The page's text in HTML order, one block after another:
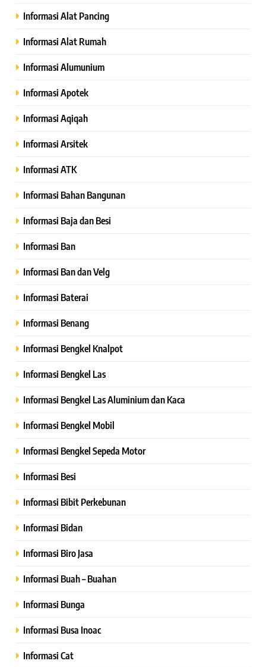
Informasi Alat Pancing
Informasi Alat Rumah
Informasi Alumunium
Informasi Apotek
Informasi Aqiqah
Informasi Arsitek
Informasi ATK
Informasi Bahan Bangunan
Informasi Baja dan Besi
Informasi Ban
Informasi Ban dan Velg
Informasi Baterai
Informasi Benang
Informasi Bengkel Knalpot
Informasi Bengkel Las
Informasi Bengkel Las Aluminium dan Kaca
Informasi Bengkel Mobil
Informasi Bengkel Sepeda Motor
Informasi Besi
Informasi Bibit Perkebunan
Informasi Bidan
Informasi Biro Jasa
Informasi Buah – Buahan
Informasi Bunga
Informasi Busa Inoac
Informasi Cat